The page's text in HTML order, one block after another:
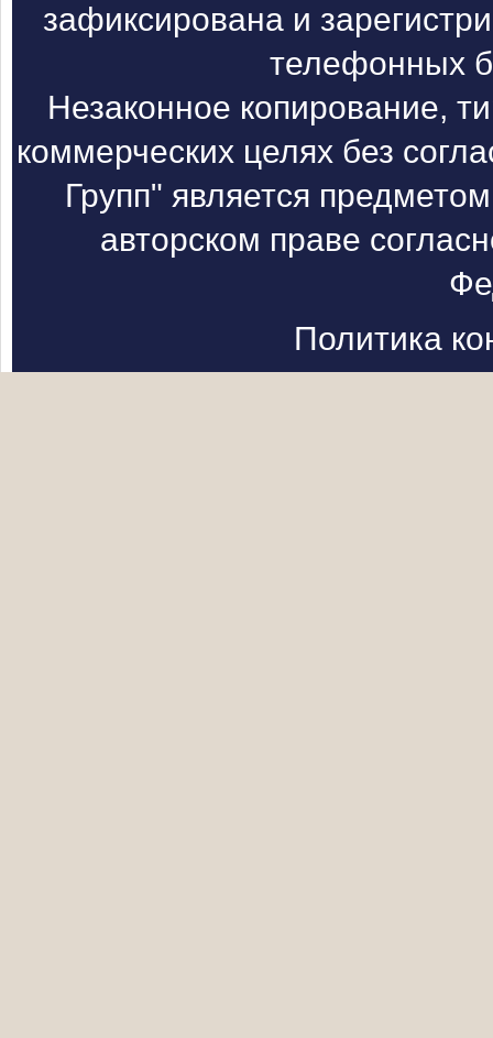
зафиксирована и
телефонных
Незаконное копирование,
коммерческих целях без
Групп" является
авторском праве
Политика